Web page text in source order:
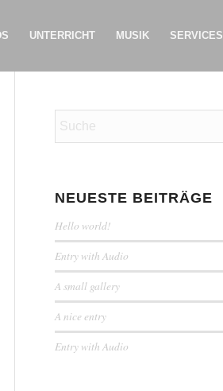
UNTERRICHT MUSIK SERVICES
NEUESTE BEITRÄGE
Hello world!
Entry with Audio
A small gallery
A nice entry
Entry with Audio